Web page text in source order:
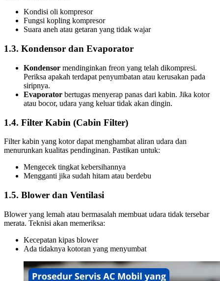
Kondisi oli kompresor
Fungsi kopling kompresor
Suara aneh atau getaran yang tidak wajar
1.3. Kondensor dan Evaporator
Kondensor mendinginkan freon yang telah dikompresi.
Periksa apakah terdapat penyumbatan atau kerusakan pada
siripnya.
Evaporator bertugas menyerap panas dari kabin. Jika kotor
atau bocor, udara yang keluar tidak akan dingin.
1.4. Filter Kabin (Cabin Filter)
Filter kabin yang kotor dapat menghambat aliran udara dan
menurunkan kualitas pendinginan. Pastikan untuk:
Mengecek tingkat kebersihannya
Mengganti jika sudah hitam atau berdebu
1.5. Blower dan Ventilasi
Blower yang lemah atau bermasalah membuat udara tidak tersebar
merata. Teknisi akan memeriksa:
Kecepatan kipas blower
Ada tidaknya kotoran yang menyumbat